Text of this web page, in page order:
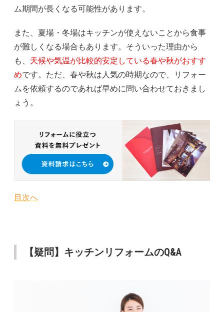
ム期間が長くなる可能性があります。
また、夏場・冬場はキッチンが使えないことから食事
が難しくなる場合もあります。そういった理由から
も、 天候や気温が比較的安定している春や秋がおすす
めです。ただ、春や秋は人気の時期なので、リフォー
ムを依頼するのであれば早めに問い合わせておきまし
ょう。
目次へ
【疑問】キッチンリフォームのQ&A